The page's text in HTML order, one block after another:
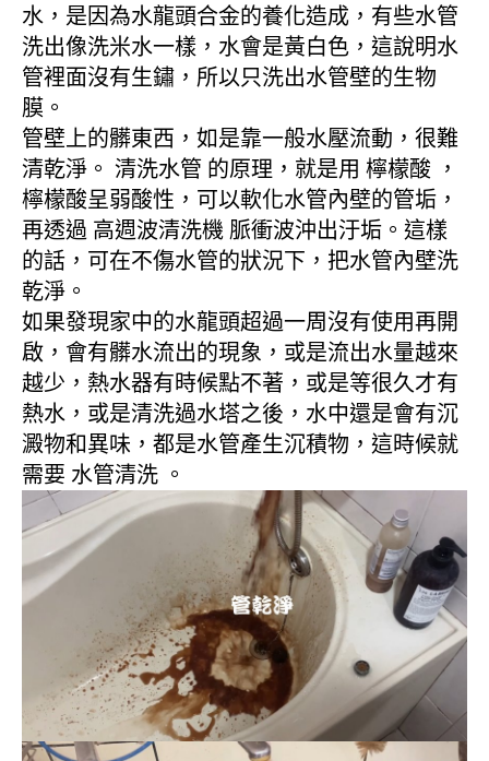
水，是因為水龍頭合金的養化造成，有些水管
洗出像洗米水一樣，水會是黃白色，這說明水
管裡面沒有生鏽，所以只洗出水管壁的生物
膜。
管壁上的髒東西，如是靠一般水壓流動，很難
清乾淨。 清洗水管 的原理，就是用 檸檬酸 ，
檸檬酸呈弱酸性，可以軟化水管內壁的管垢，
再透過 高週波清洗機 脈衝波沖出汙垢。這樣
的話，可在不傷水管的狀況下，把水管內壁洗
乾淨。
如果發現家中的水龍頭超過一周沒有使用再開
啟，會有髒水流出的現象，或是流出水量越來
越少，熱水器有時候點不著，或是等很久才有
熱水，或是清洗過水塔之後，水中還是會有沉
澱物和異味，都是水管產生沉積物，這時候就
需要 水管清洗 。